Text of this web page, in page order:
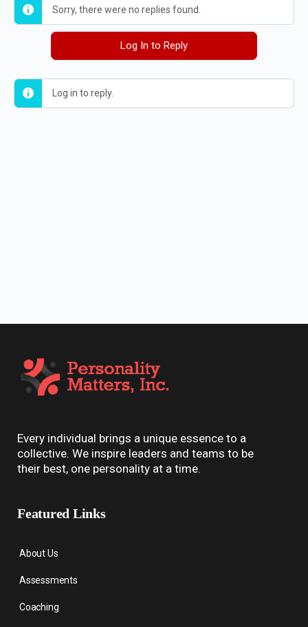
Sorry, there were no replies found.
Log In to Reply
Log in to reply.
Every individual brings a unique essence to a
collective. We inspire leaders and teams to be
their best, one personality at a time.
Featured Links
About Us
Assessments
Coaching